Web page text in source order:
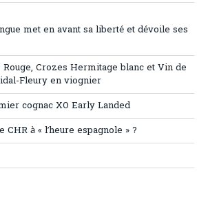
met en avant sa liberté et dévoile ses
Crozes Hermitage blanc et Vin de
Fleury en viognier
cognac XO Early Landed
CHR à « l’heure espagnole » ?